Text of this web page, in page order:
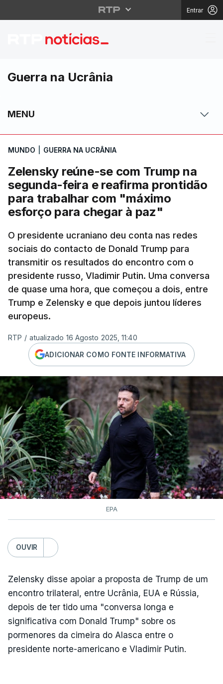
Entrar
Zelensky reúne-se
Guerra na Ucrânia
MENU
MUNDO GUERRA NA UCRÂNIA
Zelensky reúne-se com Trump na
segunda-feira e reafirma prontidão
para trabalhar com "máximo
esforço para chegar à paz"
O presidente ucraniano deu conta nas redes
sociais do contacto de Donald Trump para
transmitir os resultados do encontro com o
presidente russo, Vladimir Putin. Uma conversa
de quase uma hora, que começou a dois, entre
Trump e Zelensky e que depois juntou líderes
europeus.
RTP / atualizado 16 Agosto 2025, 11:40
ADICIONAR COMO FONTE INFORMATIVA
EPA
OUVIR
Zelensky disse apoiar a proposta de Trump de um
encontro trilateral, entre Ucrânia, EUA e Rússia,
depois de ter tido uma "conversa longa e
significativa com Donald Trump" sobre os
pormenores da cimeira do Alasca entre o
presidente norte-americano e Vladimir Putin.